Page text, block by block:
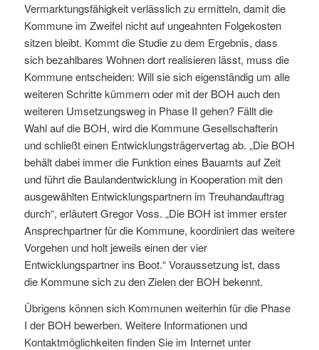
Vermarktungsfähigkeit verlässlich zu ermitteln, damit die
Kommune im Zweifel nicht auf ungeahnten Folgekosten
sitzen bleibt. Kommt die Studie zu dem Ergebnis, dass
sich bezahlbares Wohnen dort realisieren lässt, muss die
Kommune entscheiden: Will sie sich eigenständig um alle
weiteren Schritte kümmern oder mit der BOH auch den
weiteren Umsetzungsweg in Phase II gehen? Fällt die
Wahl auf die BOH, wird die Kommune Gesellschafterin
und schließt einen Entwicklungsträgervertag ab. „Die BOH
behält dabei immer die Funktion eines Bauamts auf Zeit
und führt die Baulandentwicklung in Kooperation mit den
ausgewählten Entwicklungspartnern im Treuhandauftrag
durch“, erläutert Gregor Voss. „Die BOH ist immer erster
Ansprechpartner für die Kommune, koordiniert das weitere
Vorgehen und holt jeweils einen der vier
Entwicklungspartner ins Boot.“ Voraussetzung ist, dass
die Kommune sich zu den Zielen der BOH bekennt.
Übrigens können sich Kommunen weiterhin für die Phase
I der BOH bewerben. Weitere Informationen und
Kontaktmöglichkeiten finden Sie im Internet unter